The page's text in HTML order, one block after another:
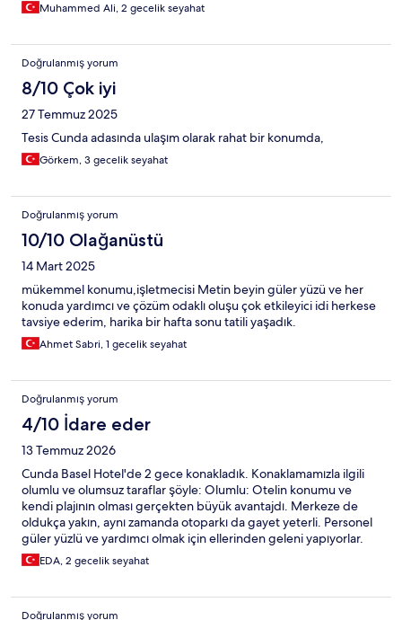
Muhammed Ali, 2 gecelik seyahat
Doğrulanmış yorum
8/10 Çok iyi
27 Temmuz 2025
Tesis Cunda adasında ulaşım olarak rahat bir konumda,
Görkem, 3 gecelik seyahat
Doğrulanmış yorum
10/10 Olağanüstü
14 Mart 2025
mükemmel konumu,işletmecisi Metin beyin güler yüzü ve her
konuda yardımcı ve çözüm odaklı oluşu çok etkileyici idi herkese
tavsiye ederim, harika bir hafta sonu tatili yaşadık.
Ahmet Sabri, 1 gecelik seyahat
Doğrulanmış yorum
4/10 İdare eder
13 Temmuz 2026
Cunda Basel Hotel'de 2 gece konakladık. Konaklamamızla ilgili
olumlu ve olumsuz taraflar şöyle: Olumlu: Otelin konumu ve
kendi plajının olması gerçekten büyük avantajdı. Merkeze de
oldukça yakın, aynı zamanda otoparkı da gayet yeterli. Personel
güler yüzlü ve yardımcı olmak için ellerinden geleni yapıyorlar.
Olumsuz: Otele girdiğimizde saat 13:40'tı ve odamız henüz hazır
değildi. Check-in saati 14:00 olduğu için sorun etmedik. 14:45'te
sağ olsunlar ancak 1-1,5 saatte otelin bahçesinde kahve
EDA, 2 gecelik seyahat
Doğrulanmış yorum